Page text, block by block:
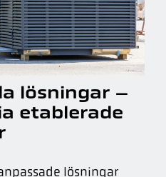
lösningar –
etablerade
lösningar